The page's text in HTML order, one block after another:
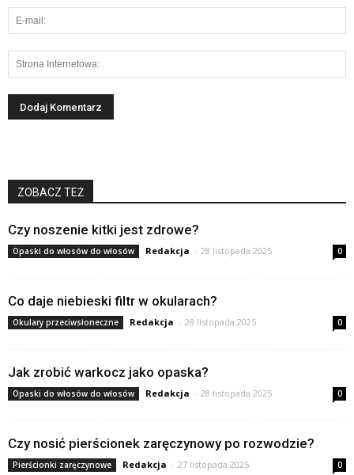
ZOBACZ TEŻ
Czy noszenie kitki jest zdrowe?
Opaski do włosów do włosów Redakcja - 28 listopada 2025 0
Co daje niebieski filtr w okularach?
Okulary przeciwsłoneczne Redakcja - 28 listopada 2025 0
Jak zrobić warkocz jako opaska?
Opaski do włosów do włosów Redakcja - 28 listopada 2025 0
Czy nosić pierścionek zaręczynowy po rozwodzie?
Pierścionki zaręczynowe Redakcja - 27 listopada 2025 0